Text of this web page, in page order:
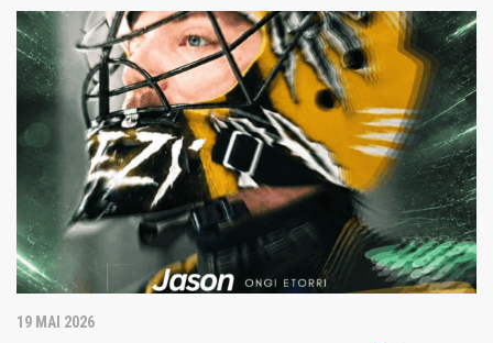
19 MAI 2026